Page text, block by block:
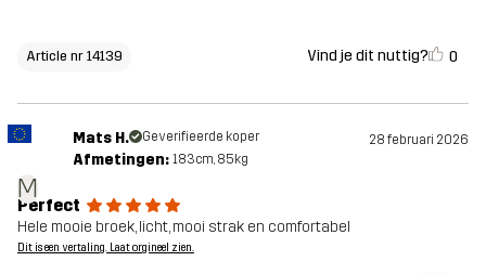
Article nr 14139 Vind je dit nuttig? 0
M
Mats H. Geverifieerde koper 28 februari 2026
Afmetingen: 183cm, 85kg
Perfect
Hele mooie broek, licht, mooi strak en comfortabel
Dit is een vertaling. Laat orgineel zien.